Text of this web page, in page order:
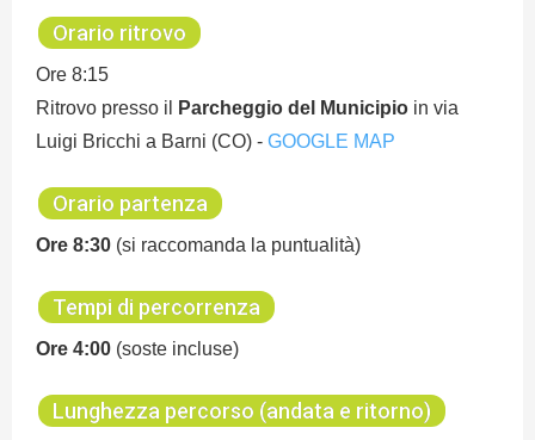
Orario ritrovo
Ore 8:15
Ritrovo presso il
Parcheggio del Municipio in via
Luigi Bricchi a Barni (CO) - GOOGLE MAP
Orario partenza
Ore 8:30 (si raccomanda la puntualità)
Tempi di percorrenza
Ore 4:00 (soste incluse)
Lunghezza percorso (andata e ritorno)